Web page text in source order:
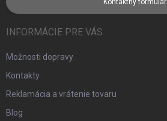
Kontaktný formulár
INFORMÁCIE PRE VÁS
Možnosti dopravy
Kontakty
Reklamácia a vrátenie tovaru
Blog